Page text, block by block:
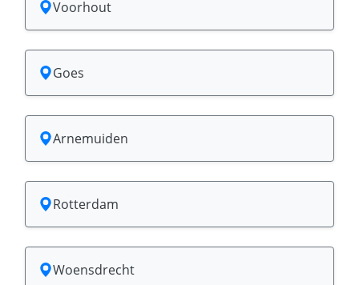
Voorhout
Goes
Arnemuiden
Rotterdam
Woensdrecht